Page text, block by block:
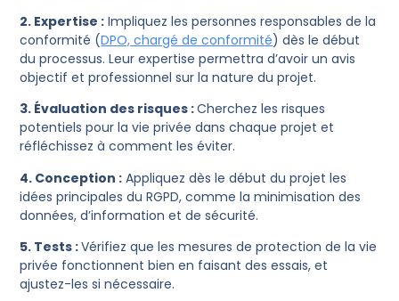
2. Expertise : Impliquez les personnes responsables de la
conformité (DPO, chargé de conformité) dès le début
du processus. Leur expertise permettra d’avoir un avis
objectif et professionnel sur la nature du projet.
3. Évaluation des risques :Cherchez les risques
potentiels pour la vie privée dans chaque projet et
réfléchissez à comment les éviter.
4. Conception : Appliquez dès le début du projet les
idées principales du RGPD, comme la minimisation des
données, d’information et de sécurité.
5. Tests :Vérifiez que les mesures de protection de la vie
privée fonctionnent bien en faisant des essais, et
ajustez-les si nécessaire.